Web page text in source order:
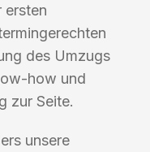
ersten
des Umzugs
how und
zur Seite.
unsere